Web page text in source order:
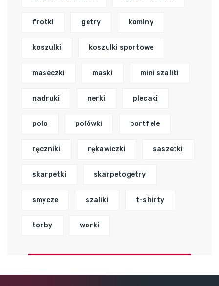
frotki getry kominy
koszulki koszulki sportowe
maseczki maski mini szaliki
nadruki nerki plecaki
polo polówki portfele
ręczniki rękawiczki saszetki
skarpetki skarpetogetry
smycze szaliki t-shirty
torby worki